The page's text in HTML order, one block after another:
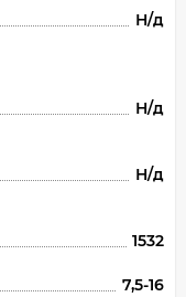
Н/д
Н/д
Н/д
1532
7,5-16